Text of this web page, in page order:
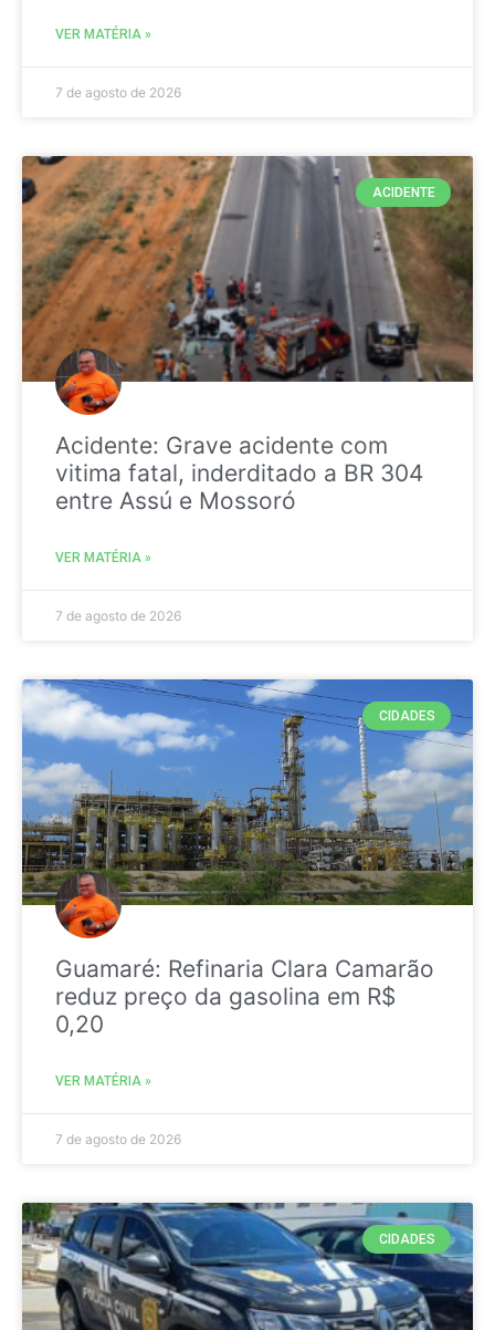
VER MATÉRIA »
7 de agosto de 2026
ACIDENTE
Acidente: Grave acidente com
vitima fatal, inderditado a BR 304
entre Assú e Mossoró
VER MATÉRIA »
7 de agosto de 2026
CIDADES
Guamaré: Refinaria Clara Camarão
reduz preço da gasolina em R$
0,20
VER MATÉRIA »
7 de agosto de 2026
CIDADES